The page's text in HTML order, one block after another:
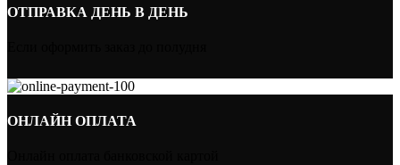
ОТПРАВКА ДЕНЬ В ДЕНЬ
ОНЛАЙН ОПЛАТА